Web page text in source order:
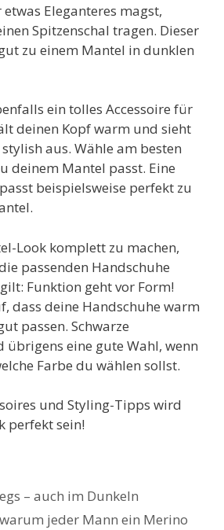
Eleganteres magst,
Spitzenschal tragen. Dieser
zu einem Mantel in dunklen
ein tolles Accessoire für
deinen Kopf warm und sieht
aus. Wähle am besten
deinem Mantel passt. Eine
beispielsweise perfekt zu
Look komplett zu machen,
passenden Handschuhe
Funktion geht vor Form!
dass deine Handschuhe warm
passen. Schwarze
übrigens eine gute Wahl, wenn
Farbe du wählen sollst.
und Styling-Tipps wird
perfekt sein!
– auch im Dunkeln
jeder Mann ein Merino